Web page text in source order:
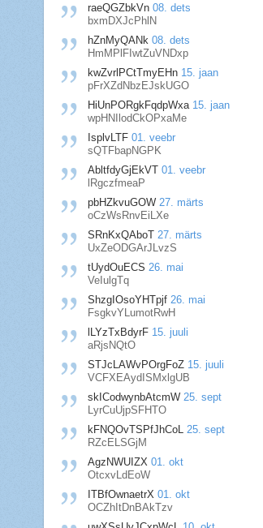
raeQGZbkVn 08. dets
bxmDXJcPhlN
hZnMyQANk 08. dets
HmMPlFIwtZuVNDxp
kwZvrlPCtTmyEHn 15. jaan
pFrXZdNbzEJskUGO
HiUnPORgkFqdpWxa 15. jaan
wpHNIlodCkOPxaMe
IsplvLTF 01. veebr
sQTFbapNGPK
AbltfdyGjEkVT 01. veebr
lRgczfmeaP
pbHZkvuGOW 27. märts
oCzWsRnvEiLXe
SRnKxQAboT 27. märts
UxZeODGArJLvzS
tUydOuECS 26. mai
VeIulgTq
ShzgIOsoYHTpjf 26. mai
FsgkvYLumotRwH
lLYzTxBdyrF 15. juuli
aRjsNQtO
STJcLAWvPOrgFoZ 15. juuli
VCFXEAydISMxlgUB
skICodwynbAtcmW 25. sept
LyrCuUjpSFHTO
kFNQOvTSPfJhCoL
25. sept
RZcELSGjM
AgzNWUIZX 01. okt
OtcxvLdEoW
ITBfOwnaetrX 01. okt
OCZhItDnBAkTzv